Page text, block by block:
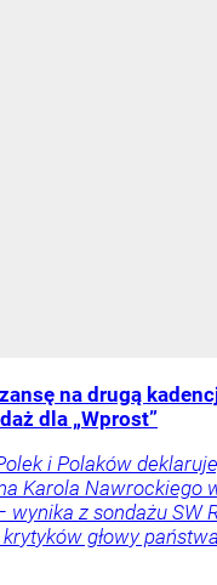
na drugą
dla „Wprost”
i Polaków
Karola Nawrockiego
wynika z sondażu SW
krytyków głowy